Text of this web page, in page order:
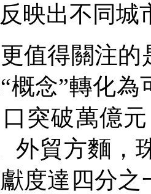
映出不同城
得關注的
概念”轉化
突破萬億
外貿方麵，
度達四分